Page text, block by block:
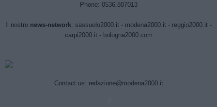
Phone: 0536.807013
Il nostro news-network: sassuolo2000.it - modena2000.it - reggio2000.it -
carpi2000.it - bologna2000.com
Contact us: redazione@modena2000.it